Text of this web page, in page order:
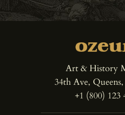
Art & History
34th Ave,
+1 (800) 123